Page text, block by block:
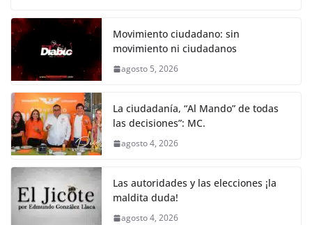
k
c
e
b
o
o
k
itt
er s
A
p
e
n
er
gr
a
p
ar
Movimiento ciudadano: sin
movimiento ni ciudadanos
agosto 5, 2026
La ciudadanía, “Al Mando” de todas
las decisiones”: MC.
agosto 4, 2026
Las autoridades y las elecciones ¡la
maldita duda!
agosto 4, 2026